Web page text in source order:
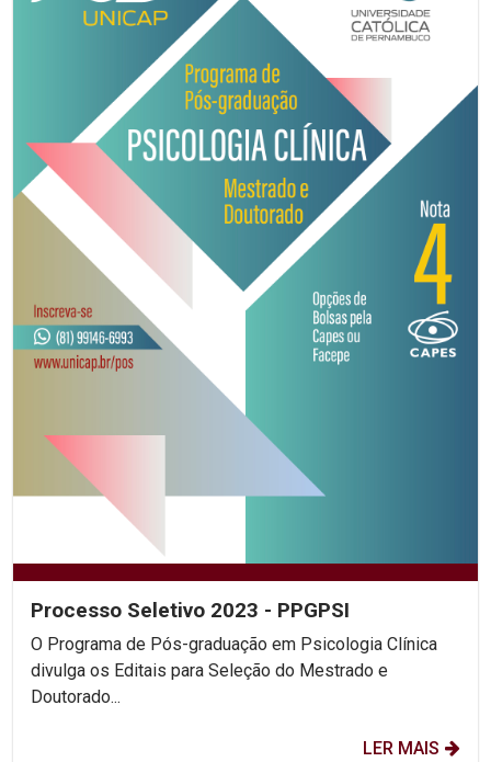
Processo Seletivo 2023 - PPGPSI
O Programa de Pós-graduação em Psicologia Clínica
divulga os Editais para Seleção do Mestrado e
Doutorado...
LER MAIS